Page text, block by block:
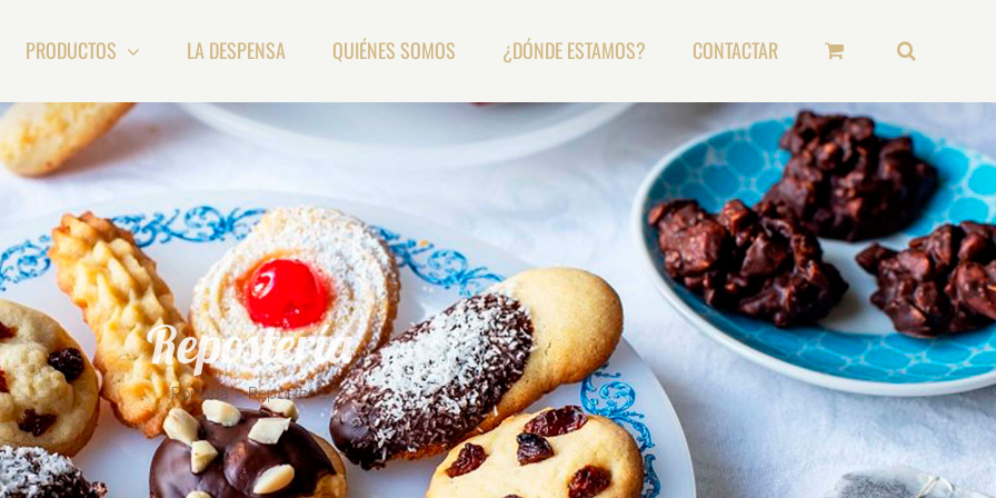
PRODUCTOS LA DESPENSA QUIÉNES SOMOS ¿DÓNDE ESTAMOS? CONTACTAR
Repostería
Portada»Repostería